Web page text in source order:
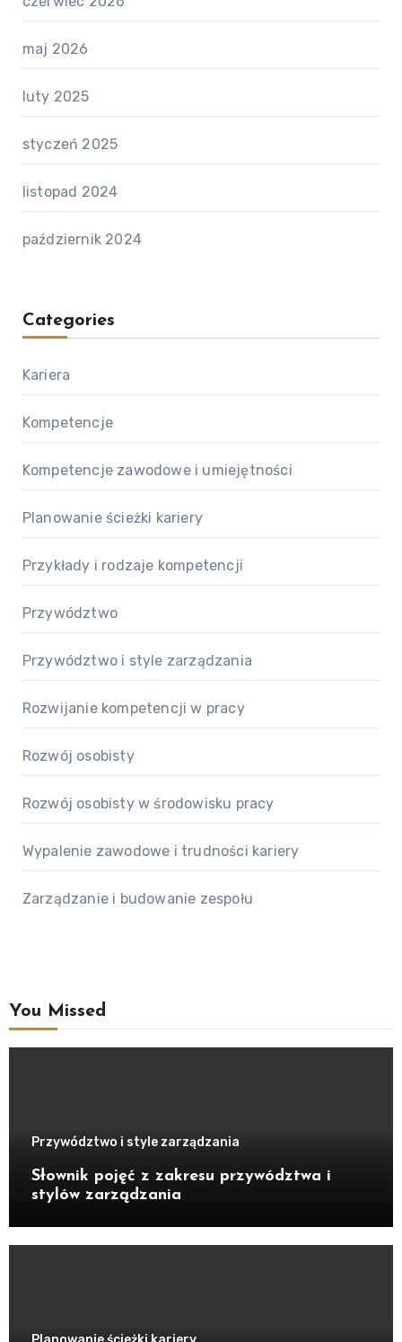
maj 2026
luty 2025
styczeń 2025
listopad 2024
październik 2024
Categories
Kariera
Kompetencje
Kompetencje zawodowe i umiejętności
Planowanie ścieżki kariery
Przykłady i rodzaje kompetencji
Przywództwo
Przywództwo i style zarządzania
Rozwijanie kompetencji w pracy
Rozwój osobisty
Rozwój osobisty w środowisku pracy
Wypalenie zawodowe i trudności kariery
Zarządzanie i budowanie zespołu
You Missed
Przywództwo i style zarządzania
Słownik pojęć z zakresu przywództwa i
stylów zarządzania